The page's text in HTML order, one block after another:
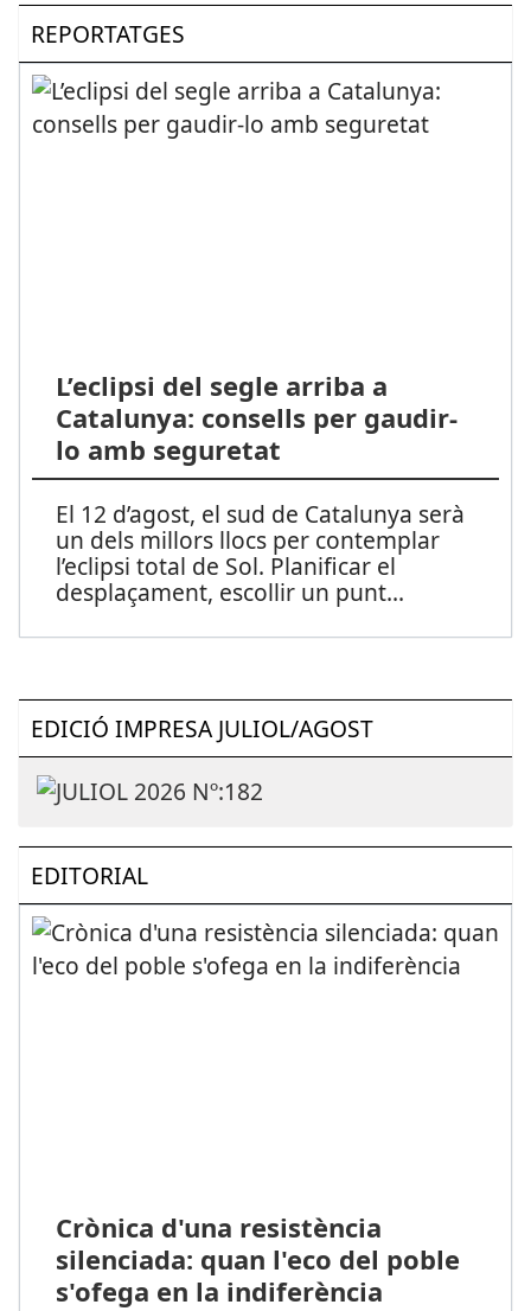
REPORTATGES
L’eclipsi del segle arriba a
Catalunya: consells per gaudir-
lo amb seguretat
El 12 d’agost, el sud de Catalunya serà
un dels millors llocs per contemplar
l’eclipsi total de Sol. Planificar el
desplaçament, escollir un punt...
EDICIÓ IMPRESA JULIOL/AGOST
EDITORIAL
Crònica d'una resistència
silenciada: quan l'eco del poble
s'ofega en la indiferència